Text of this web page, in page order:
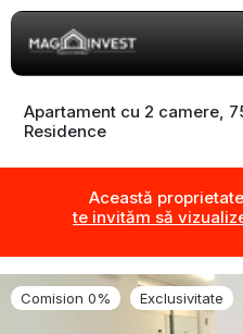
Apartament cu 2 camere,
Residence
Această
te invităm să
Comision 0% Exclusivitate